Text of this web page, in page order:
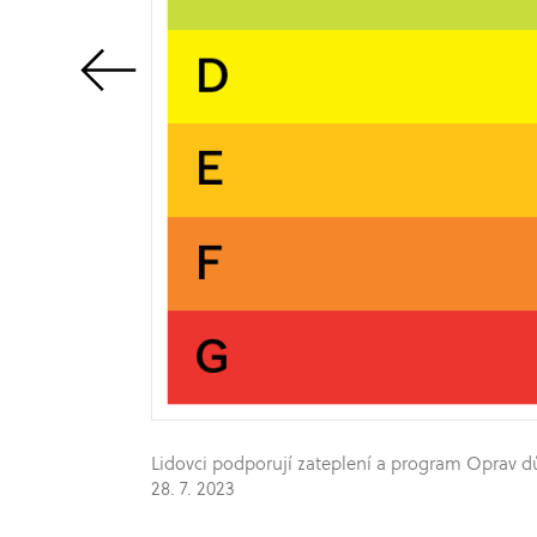
Lidovci podporují zateplení a program Oprav
28. 7. 2023